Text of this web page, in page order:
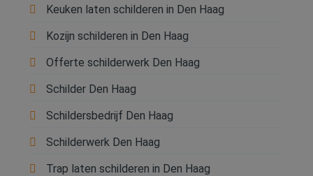
Keuken laten schilderen in Den Haag
Kozijn schilderen in Den Haag
Offerte schilderwerk Den Haag
Schilder Den Haag
Schildersbedrijf Den Haag
Schilderwerk Den Haag
Trap laten schilderen in Den Haag